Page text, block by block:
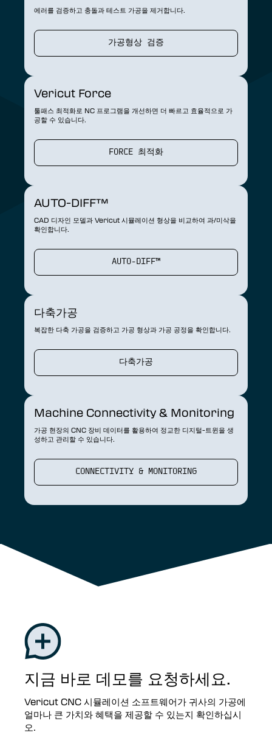
에러를 검증하고 충돌과 테스트 가공을 제거합니다.
가공형상 검증
Vericut Force
툴패스 최적화로 NC 프로그램을 개선하면 더 빠르고 효율적으로 가
공할 수 있습니다.
FORCE 최적화
AUTO-DIFF™
CAD 디자인 모델과 Vericut 시뮬레이션 형상을 비교하여 과/미삭을
확인합니다.
AUTO-DIFF™
다축가공
복잡한 다축 가공을 검증하고 가공 형상과 가공 공정을 확인합니다.
다축가공
Machine Connectivity & Monitoring
가공 현장의 CNC 장비 데이터를 활용하여 정교한 디지털-트윈을 생
성하고 관리할 수 있습니다.
CONNECTIVITY & MONITORING
지금 바로 데모를 요청하세요.
Vericut CNC 시뮬레이션 소프트웨어가 귀사의 가공에
얼마나 큰 가치와 혜택을 제공할 수 있는지 확인하십시
오.